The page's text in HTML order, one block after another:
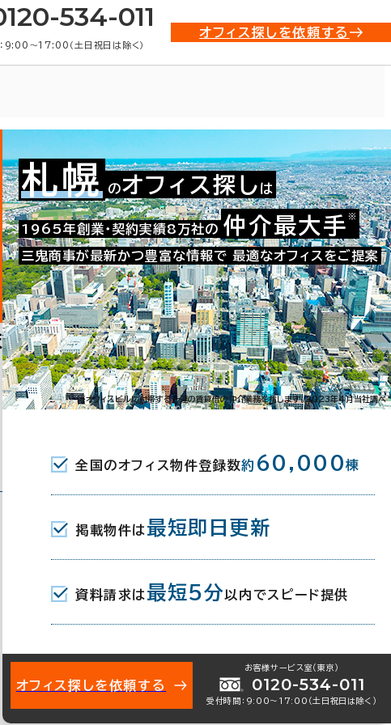
534-011
9:00〜17:00（土日祝日は除く）
オフィス探しを依頼する
お問い合わせ番号：001-01554
た。
札幌 のオフィス探し は
1965年創業・契約実績8万社の 仲介最大手 ※
三鬼商事が最新かつ豊富な情報で 最適なオフィスをご提案
※オフィスビルに付帯する一連の賃貸借の仲介業務を指します。2023年4月当社調べ
全国のオフィス物件登録数約 60,000棟
掲載物件は 最短即日更新
資料請求は 最短5分 以内でスピード提供
オフィス探しを依頼する
お客様サービス室（東京）
0120-534-011
受付時間：9:00〜17:00（土日祝日は除く）